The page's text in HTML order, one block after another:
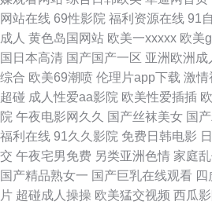
导航网 久久分区操 另类综合图片 伊人成成
欧美亚1 香焦污网站 宅男爆菊精品在线 成人
夜高清 巨乳福利导航 丝袜颜射AV网 自拍女
Av欧美日韩 久草视频在资源线 日韩123AV
久草 AV免费网站永久 日韩H网址 人人艹逼
网站在线 69性影院 福利资源在线 91
成人 黄色岛国网站 欧美一xxxxx 欧美
国日本高清 国产国产一区 亚洲欧洲成
综合 欧美69潮喷 伦理片app下载 激情
超碰 成人性爱aa影院 欧美性爱插插
院 午夜电影网久久 国产丝袜美女 国
福利在线 91久久影院 免费日韩电影
交 午夜宅男免费 另类亚洲色情 家庭
国产精品熟女一 国产巨乳在线观看
片 超碰成人操操 欧美猛交视频 西瓜